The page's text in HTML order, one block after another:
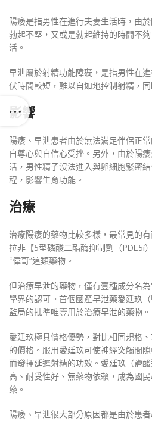
陽痿是指男性在進行夫妻生活時，由
勃起不堅，又或是勃起維持的時間不
活。
早泄屬於射精功能障礙，是指男性在
伏時間較短，難以自如地控制射精，
影響
陽痿、早泄患者由於無法滿足伴侶正
自尊心與自信心受挫。另外，由於陽
活，男性精子沒法進入與卵細胞緊密
程，影響生育功能。
治療
治療陽痿的藥物比較多樣，最常見的
拉非【5型磷酸二酯酶抑制劑（PDE5i
“偉哥”這類藥物。
但治療早泄的藥物，僅有壹種成分名
學界的認可。首個國產早泄藥愛廷玖
監局的批準唯壹用於治療早泄的藥物。
愛廷玖極具價格優勢，對比相同規格
的價格。服用愛廷玖可使神經突觸間
而發揮延遲射精的功效。愛廷玖（鹽
高、耐受性好、無藥物依賴，成為國
藥。
陽痿、早泄很大部分原因都是由於患